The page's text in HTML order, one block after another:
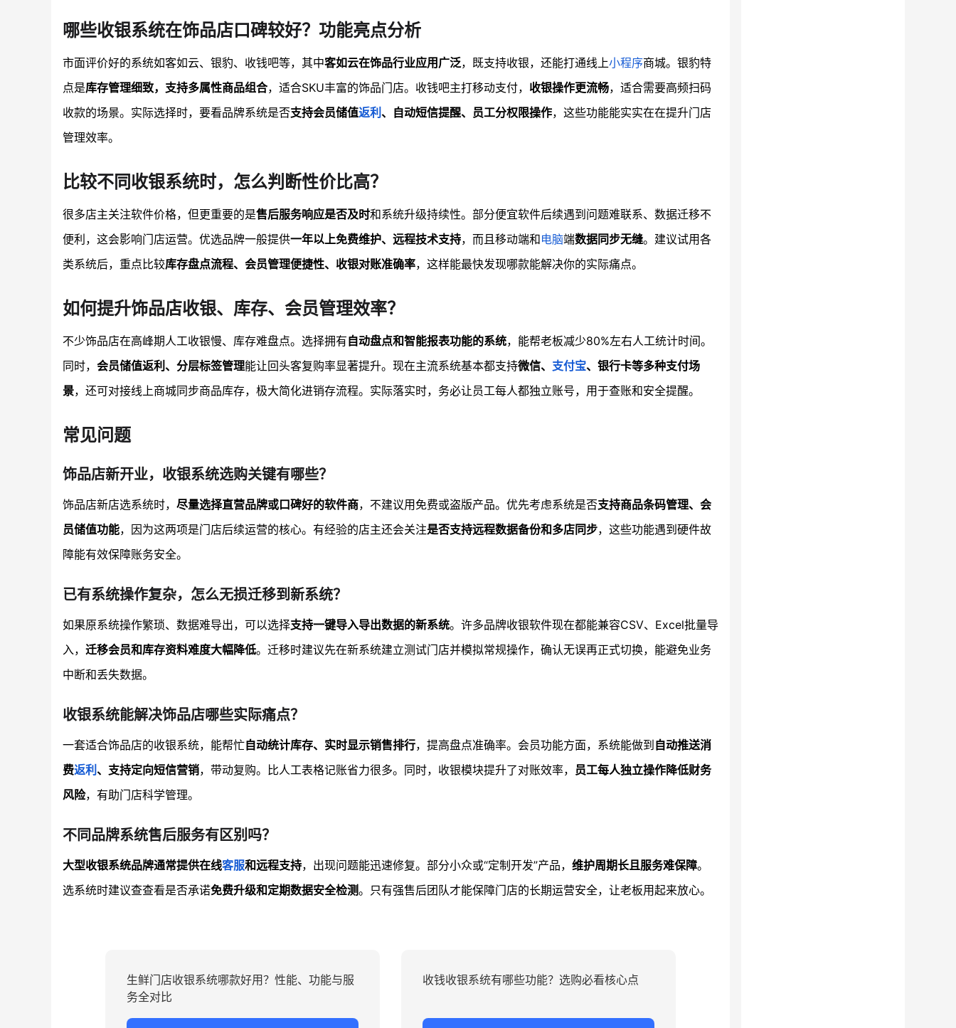
哪些收银系统在饰品店口碑较好？功能亮点分析
市面评价好的系统如客如云、银豹、收钱吧等，其中客如云在饰品行业应用广泛，既支持收银，还能打通线上小程序商城。银豹特
点是库存管理细致，支持多属性商品组合，适合SKU丰富的饰品门店。收钱吧主打移动支付， 收银操作更流畅，适合需要高频扫码
收款的场景。实际选择时，要看品牌系统是否支持会员储值返利 、自动短信提醒、员工分权限操作，这些功能能实实在在提升门店
管理效率。
比较不同收银系统时，怎么判断性价比高？
很多店主关注软件价格，但更重要的是售后服务响应是否及时和系统升级持续性。部分便宜软件后续遇到问题难联系、数据迁移不
便利，这会影响门店运营。优选品牌一般提供一年以上免费维护、远程技术支持，而且移动端和电脑端数据同步无缝。建议试用各
类系统后，重点比较库存盘点流程、会员管理便捷性、收银对账准确率，这样能最快发现哪款能解决你的实际痛点。
如何提升饰品店收银、库存、会员管理效率？
不少饰品店在高峰期人工收银慢、库存难盘点。选择拥有自动盘点和智能报表功能的系统，能帮老板减少80%左右人工统计时间。
同时， 会员储值返利、分层标签管理能让回头客复购率显著提升。现在主流系统基本都支持微信、 支付宝、银行卡等多种支付场
景，还可对接线上商城同步商品库存，极大简化进销存流程。实际落实时，务必让员工每人都独立账号，用于查账和安全提醒。
常见问题
饰品店新开业，收银系统选购关键有哪些？
饰品店新店选系统时， 尽量选择直营品牌或口碑好的软件商，不建议用免费或盗版产品。优先考虑系统是否支持商品条码管理、会
员储值功能，因为这两项是门店后续运营的核心。有经验的店主还会关注是否支持远程数据备份和多店同步，这些功能遇到硬件故
障能有效保障账务安全。
已有系统操作复杂，怎么无损迁移到新系统？
如果原系统操作繁琐、数据难导出，可以选择支持一键导入导出数据的新系统。许多品牌收银软件现在都能兼容CSV、Excel批量导
入， 迁移会员和库存资料难度大幅降低。迁移时建议先在新系统建立测试门店并模拟常规操作，确认无误再正式切换，能避免业务
中断和丢失数据。
收银系统能解决饰品店哪些实际痛点？
一套适合饰品店的收银系统，能帮忙自动统计库存、实时显示销售排行，提高盘点准确率。会员功能方面，系统能做到自动推送消
费返利 、支持定向短信营销，带动复购。比人工表格记账省力很多。同时，收银模块提升了对账效率， 员工每人独立操作降低财务
风险，有助门店科学管理。
不同品牌系统售后服务有区别吗？
大型收银系统品牌通常提供在线客服和远程支持，出现问题能迅速修复。部分小众或“定制开发”产品， 维护周期长且服务难保障。
选系统时建议查查看是否承诺免费升级和定期数据安全检测。只有强售后团队才能保障门店的长期运营安全，让老板用起来放心。
生鲜门店收银系统哪款好用？性能、功能与服
务全对比
收钱收银系统有哪些功能？选购必看核心点